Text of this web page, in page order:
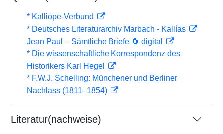
* Kalliope-Verbund
* Deutsches Literaturarchiv Marbach - Kallías
Jean Paul – Sämtliche Briefe 🔄 digital
* Die wissenschaftliche Korrespondenz des
Historikers Karl Hegel
* F.W.J. Schelling: Münchener und Berliner
Nachlass (1811–1854)
Literatur(nachweise)